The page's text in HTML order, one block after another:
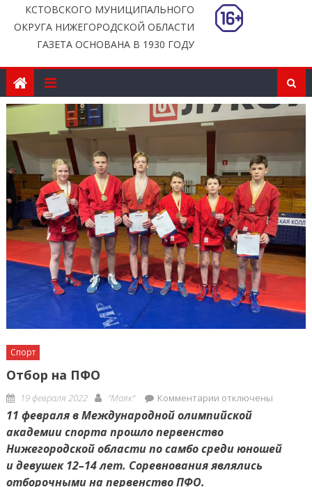
КСТОВСКОГО МУНИЦИПАЛЬНОГО
ОКРУГА НИЖЕГОРОДСКОЙ ОБЛАСТИ
ГАЗЕТА ОСНОВАНА В 1930 ГОДУ
Спорт
Отбор на ПФО
Posted
on
19 февраля 2022 Author
"Маяк" Комментариик
записи
Отбор
на
отключены
11 февраля в Международной олимпийской
академии спорта прошло первенство
Нижегородской области по самбо среди юношей
и девушек 12–14 лет. Соревнования являлись
отборочными на первенство ПФО.